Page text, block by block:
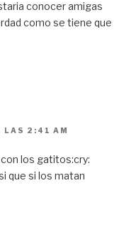
conocer amigas
como se tiene que
LAS 2:41 AM
los gatitos:cry:
que si los matan